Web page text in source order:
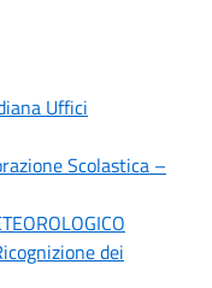
Uffici
Scolastica –
dei